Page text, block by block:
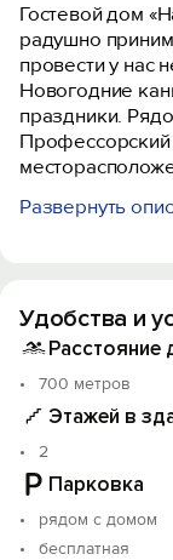
Гостевой дом
радушно
провести у нас
Новогодние
праздники.
У нас 4 номера
гостевого
проведение
приготовления,
Принимаем с
У нас очень
Развернуть
Удобства и
Расстояние
700 метров
Этажей в
2
Парковка
рядом с домом
бесплатная